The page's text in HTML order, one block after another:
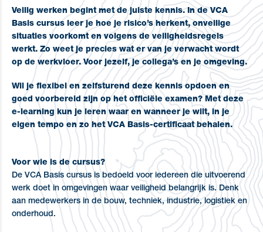
Veilig werken begint met de juiste kennis. In de VCA
Basis cursus leer je hoe je risico’s herkent, onveilige
situaties voorkomt en volgens de veiligheidsregels
werkt. Zo weet je precies wat er van je verwacht wordt
op de werkvloer. Voor jezelf, je collega’s en je omgeving.
Wil je flexibel en zelfsturend deze kennis opdoen en
goed voorbereid zijn op het officiële examen? Met deze
e-learning kun je leren waar en wanneer je wilt, in je
eigen tempo en zo het VCA Basis-certificaat behalen.
Voor wie is de cursus?
De VCA Basis cursus is bedoeld voor iedereen die uitvoerend
werk doet in omgevingen waar veiligheid belangrijk is. Denk
aan medewerkers in de bouw, techniek, industrie, logistiek en
onderhoud.